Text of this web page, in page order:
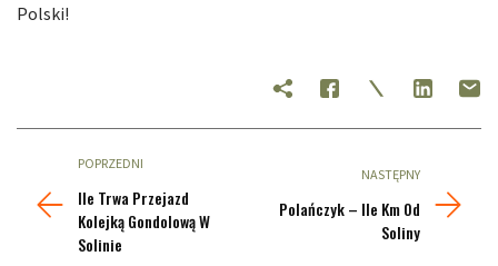
Polski!
POPRZEDNI
Ile Trwa Przejazd
Kolejką Gondolową W
Solinie
NASTĘPNY
Polańczyk – Ile Km Od
Soliny